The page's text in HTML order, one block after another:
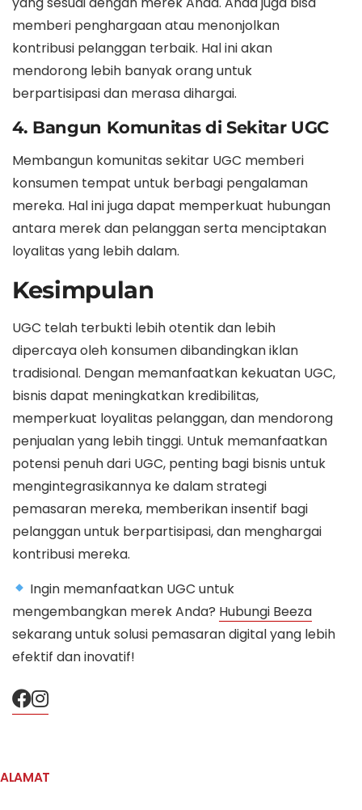
memberi penghargaan atau menonjolkan
kontribusi pelanggan terbaik. Hal ini akan
mendorong lebih banyak orang untuk
berpartisipasi dan merasa dihargai.
4. Bangun Komunitas di Sekitar UGC
Membangun komunitas sekitar UGC memberi
konsumen tempat untuk berbagi pengalaman
mereka. Hal ini juga dapat memperkuat hubungan
antara merek dan pelanggan serta menciptakan
loyalitas yang lebih dalam.
Kesimpulan
UGC telah terbukti lebih otentik dan lebih
dipercaya oleh konsumen dibandingkan iklan
tradisional. Dengan memanfaatkan kekuatan UGC,
bisnis dapat meningkatkan kredibilitas,
memperkuat loyalitas pelanggan, dan mendorong
penjualan yang lebih tinggi. Untuk memanfaatkan
potensi penuh dari UGC, penting bagi bisnis untuk
mengintegrasikannya ke dalam strategi
pemasaran mereka, memberikan insentif bagi
pelanggan untuk berpartisipasi, dan menghargai
kontribusi mereka.
Ingin memanfaatkan UGC untuk
mengembangkan merek Anda? Hubungi Beeza
sekarang untuk solusi pemasaran digital yang lebih
efektif dan inovatif!
ALAMAT